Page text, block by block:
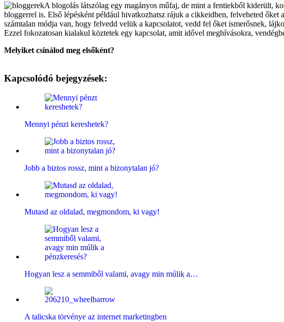
A blogolás látszólag egy magányos műfaj, de mint a fentiekből kiderült,
bloggerrel is. Első lépésként például hivatkozhatsz rájuk a cikkeidben, felveheted
számtalan módja van, hogy felvedd velük a kapcsolatot, vedd fel őket ismerősnek,
Ezzel fokozatosan kialakul köztetek egy kapcsolat, amit idővel meghívásokra,
Melyiket csinálod meg elsőként?
Kapcsolódó bejegyzések:
Mennyi pénzt kereshetek?
Jobb a biztos rossz, mint a bizonytalan jó?
Mutasd az oldalad, megmondom, ki vagy!
Hogyan lesz a semmiből valami, avagy min múlik a…
A talicska törvénye az internet marketingben